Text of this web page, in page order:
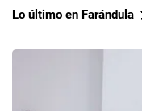
Lo último en Farándula